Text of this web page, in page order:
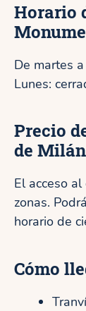
Horario
De martes
Lunes:
Precio
de Milán
El acceso
zonas.
horario de
Cómo